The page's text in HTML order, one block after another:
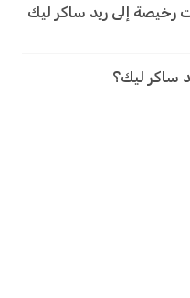
رخيصة إلى ريد ساكر ليك
ساكر ليك؟